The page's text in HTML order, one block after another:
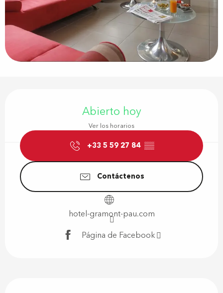
Abierto hoy
Ver los horarios
+33 5 59 27 84 ▒▒
Contáctenos
hotel-gramont-pau.com
Página de Facebook